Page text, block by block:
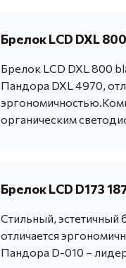
Брелок LCD DXL
Брелок LCD DXL 800
Пандора DXL 4970,
органическим
Брелок LCD D173
Стильный,
отличается
Пандора D-010 –